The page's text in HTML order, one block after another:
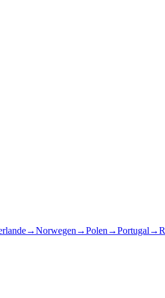
→Norwegen →Polen →Portugal →